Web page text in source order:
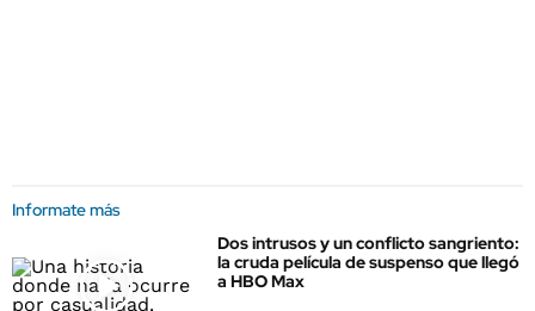
Informate más
Dos intrusos y un conflicto sangriento:
la cruda película de suspenso que llegó
a HBO Max